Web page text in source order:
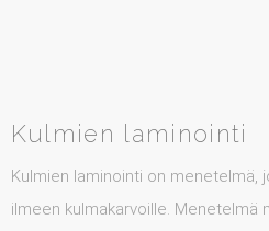
Kulmien laminointi
Kulmien laminointi on menetelmä,
ilmeen kulmakarvoille. Menetelmä